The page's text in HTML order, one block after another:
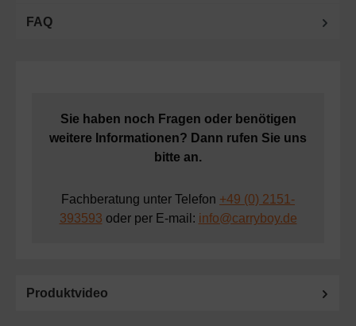
FAQ
Sie haben noch Fragen oder benötigen
weitere Informationen? Dann rufen Sie uns
bitte an.
Fachberatung unter Telefon +49 (0) 2151-
393593 oder per E-mail: info@carryboy.de
Produktvideo